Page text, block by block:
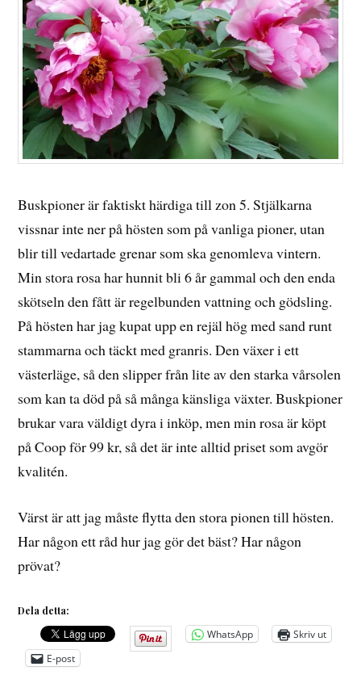
Buskpioner är faktiskt härdiga till zon 5. Stjälkarna
vissnar inte ner på hösten som på vanliga pioner, utan
blir till vedartade grenar som ska genomleva vintern.
Min stora rosa har hunnit bli 6 år gammal och den enda
skötseln den fått är regelbunden vattning och gödsling.
På hösten har jag kupat upp en rejäl hög med sand runt
stammarna och täckt med granris. Den växer i ett
västerläge, så den slipper från lite av den starka vårsolen
som kan ta död på så många känsliga växter. Buskpioner
brukar vara väldigt dyra i inköp, men min rosa är köpt
på Coop för 99 kr, så det är inte alltid priset som avgör
kvalitén.
Värst är att jag måste flytta den stora pionen till hösten.
Har någon ett råd hur jag gör det bäst? Har någon
prövat?
Dela detta:
WhatsApp
Skriv ut
E-post